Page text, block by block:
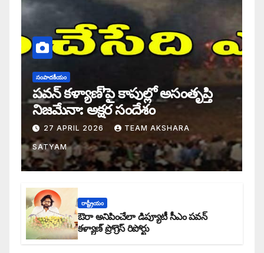
సంపాదకీయం
పవన్ కళ్యాణ్’పై కాపుల్లో అసంతృప్తి
నిజమేనా: అక్షర సందేశం
27 APRIL 2026 TEAM AKSHARA
SATYAM
రాష్ట్రీయం
ఔరా అనిపించేలా డిప్యూటీ సీఎం పవన్
కళ్యాణ్ ప్రోగ్రెస్ రిపోర్టు